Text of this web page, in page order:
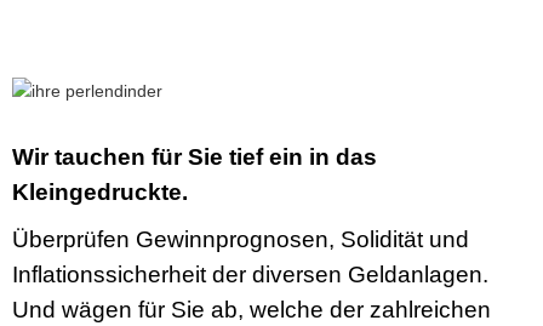
Wir tauchen für Sie tief ein in das
Kleingedruckte.
Überprüfen Gewinnprognosen, Solidität und
Inflationssicherheit der diversen Geldanlagen.
Und wägen für Sie ab, welche der zahlreichen